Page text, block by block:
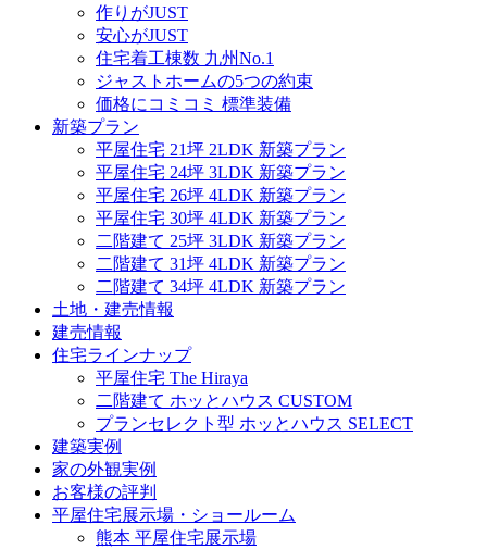
作りがJUST
安心がJUST
住宅着工棟数 九州No.1
ジャストホームの5つの約束
価格にコミコミ 標準装備
新築プラン
平屋住宅 21坪 2LDK 新築プラン
平屋住宅 24坪 3LDK 新築プラン
平屋住宅 26坪 4LDK 新築プラン
平屋住宅 30坪 4LDK 新築プラン
二階建て 25坪 3LDK 新築プラン
二階建て 31坪 4LDK 新築プラン
二階建て 34坪 4LDK 新築プラン
土地・建売情報
建売情報
住宅ラインナップ
平屋住宅 The Hiraya
二階建て ホッとハウス CUSTOM
プランセレクト型 ホッとハウス SELECT
建築実例
家の外観実例
お客様の評判
平屋住宅展示場・ショールーム
熊本 平屋住宅展示場